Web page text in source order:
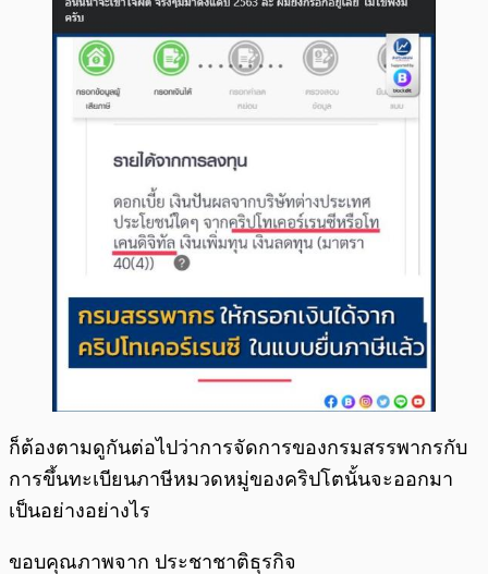
ก็ต้องตามดูกันต่อไปว่าการจัดการของกรมสรรพากรกับ
การขึ้นทะเบียนภาษีหมวดหมู่ของคริปโตนั้นจะออกมา
เป็นอย่างอย่างไร
ขอบคุณภาพจาก ประชาชาติธุรกิจ